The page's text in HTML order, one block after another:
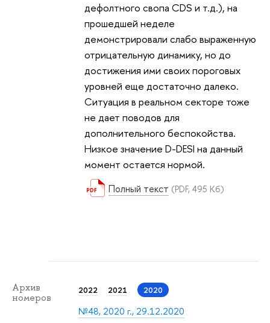
дефолтного свопа CDS и т.д.), на
прошедшей неделе
демонстрировали слабо выраженную
отрицательную динамику, но до
достижения ими своих пороговых
уровней еще достаточно далеко.
Ситуация в реальном секторе тоже
не дает поводов для
дополнительного беспокойства.
Низкое значение D-DESI на данный
момент остается нормой.
Полный текст (PDF, 495 Кб)
Архив
номеров
2022 2021 2020
№48, 2020 г., 29.12.2020